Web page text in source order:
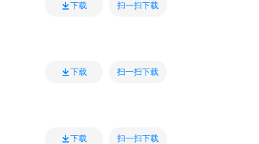
下载 扫一扫下载
下载 扫一扫下载
下载 扫一扫下载